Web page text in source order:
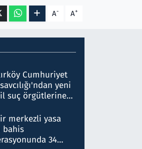
A- A+
Cumhuriyet
yeni
suç örgütlerine
gözaltı kararı
merkezli yasa
bahis
34